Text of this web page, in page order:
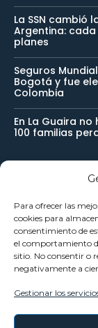
Para ofrecer las
cookies para
consentimiento de
el comportamiento
sitio. No consentir o
negativamente a
Gestionar los
La SSN cambió
Argentina:
planes
Seguros
Bogotá y fue
Colombia
En La Guaira
100 familias
Newsletter
Reciba noticias
entrada y